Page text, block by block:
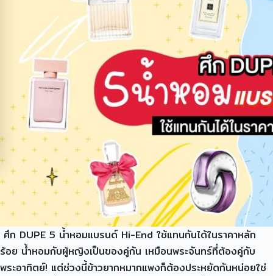
ศึก DUPE 5 น้ำหอมแบรนด์ Hi-End ใช้แทนกันได้ในราคาหลัก
ร้อย น้ำหอมกับผู้หญิงเป็นของคู่กัน เหมือนพระจันทร์ที่ต้องคู่กับ
พระอาทิตย์! แต่ช่วงนี้ข้าวยากหมากแพงก็ต้องประหยัดกันหน่อยใช่